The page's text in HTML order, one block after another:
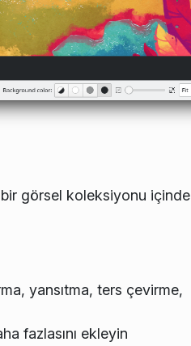
bir görsel koleksiyonu içinde
yansıtma, ters çevirme,
fazlasını ekleyin